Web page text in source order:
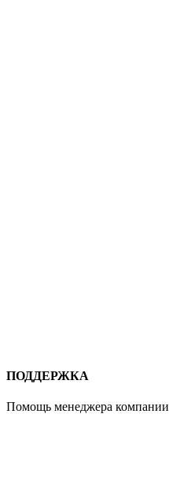
ПОДДЕРЖКА
Помощь менеджера компании